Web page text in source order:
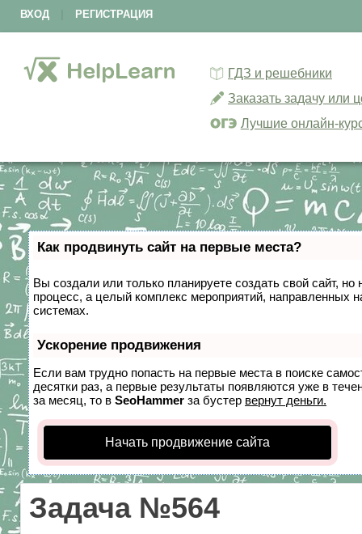
ВХОД РЕГИСТРАЦИЯ
ГДЗ и решебники
Заказать задачу или
Лучшие онлайн-
Как продвинуть сайт на первые места?
Вы создали или только планируете создать свой сайт,
процесс, а целый комплекс мероприятий, направленных
системах.
Ускорение продвижения
Если вам трудно попасть на первые места в поиске
десятки раз, а первые результаты появляются уже в
за месяц, то в SeoHammer за бустер вернут деньги.
Начать продвижение сайта
Задача №564